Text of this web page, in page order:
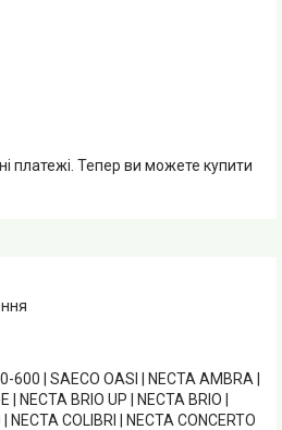
платежі. Тепер ви можете купити
600 | SAECO OASI | NECTA AMBRA |
NECTA BRIO UP | NECTA BRIO |
COLIBRI | NECTA CONCERTO